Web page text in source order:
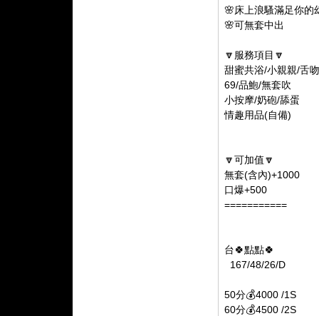
🌸床上浪騷滿足你的
🌸可無套中出
🔽服務項目🔽
甜蜜共浴/小親親/舌吻
69/品鮑/無套吹
小按摩/奶砲/舔蛋
情趣用品(自備)
🔽可加值🔽
無套(含內)+1000
口爆+500
===========
台🍀點點🍀
167/48/26/D
50分💰4000 /1S
60分💰4500 /2S